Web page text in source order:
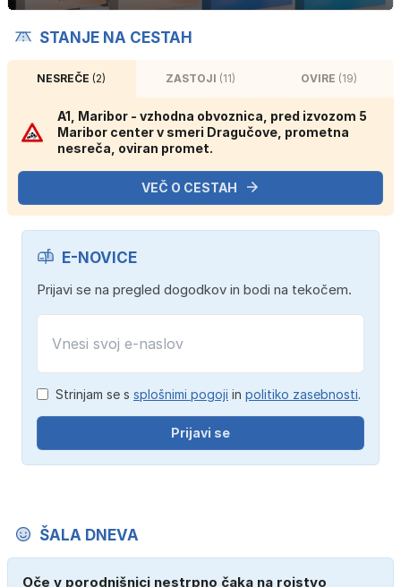
STANJE NA CESTAH
NESREČE(2) ZASTOJI (11) OVIRE (19)
A1, Maribor - vzhodna obvoznica, pred izvozom 5
Maribor center v smeri Dragučove, prometna
nesreča, oviran promet.
VEČ O CESTAH
E-NOVICE
Prijavi se na pregled dogodkov in bodi na tekočem.
Strinjam se s splošnimi pogoji in politiko zasebnosti.
Prijavi se
ŠALA DNEVA
Oče v porodnišnici nestrpno čaka na rojstvo